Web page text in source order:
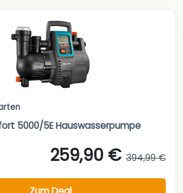
5000/5E Hauswasserpumpe
259,90 € 394,99 €